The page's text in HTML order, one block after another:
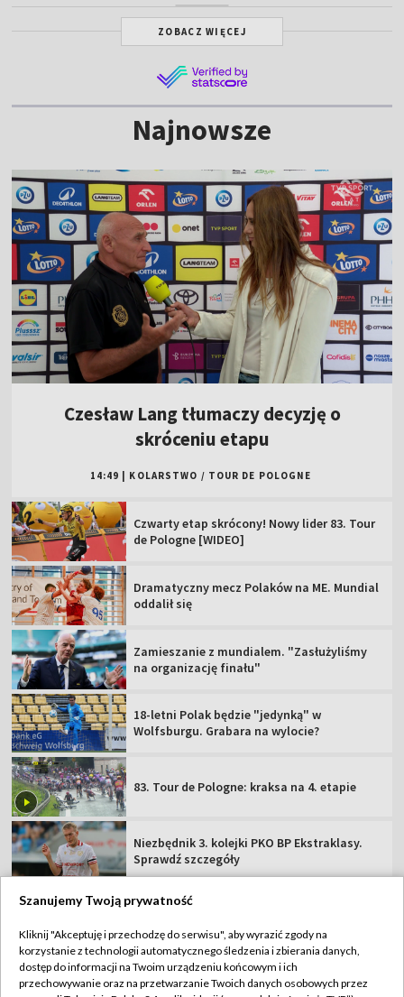
ZOBACZ WIĘCEJ
Najnowsze
Czesław Lang tłumaczy decyzję o
skróceniu etapu
14:49 KOLARSTWO / TOUR DE POLOGNE
Czwarty etap skrócony! Nowy lider 83. Tour
de Pologne [WIDEO]
Dramatyczny mecz Polaków na ME. Mundial
oddalił się
Zamieszanie z mundialem. "Zasłużyliśmy
na organizację finału"
18-letni Polak będzie "jedynką" w
Wolfsburgu. Grabara na wylocie?
83. Tour de Pologne: kraksa na 4. etapie
Niezbędnik 3. kolejki PKO BP Ekstraklasy.
Sprawdź szczegóły
TVP
Abonament TVP
Regulamin TVP
Szanujemy Twoją prywatność
Kliknij "Akceptuję i przechodzę do serwisu", aby wyrazić zgody na
korzystanie z technologii automatycznego śledzenia i zbierania danych,
dostęp do informacji na Twoim urządzeniu końcowym i ich
przechowywanie oraz na przetwarzanie Twoich danych osobowych przez